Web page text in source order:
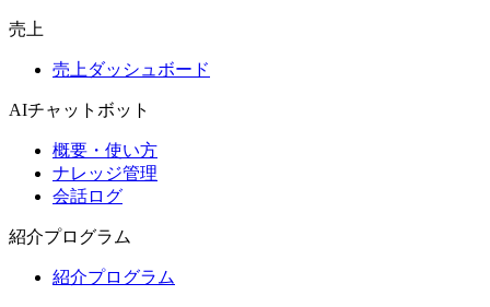
売上
売上ダッシュボード
AIチャットボット
概要・使い方
ナレッジ管理
会話ログ
紹介プログラム
紹介プログラム